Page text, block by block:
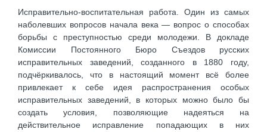
Исправительно-воспитательная работа. Один из самых
наболевших вопросов начала века — вопрос о способах
борьбы с преступностью среди молодежи. В докладе
Комиссии Постоянного Бюро Съездов русских
исправительных заведений, созданного в 1880 году,
подчёркивалось, что в настоящий момент всё более
привлекает к себе идея распространения особых
исправительных заведений, в которых можно было бы
создать условия, позволяющие надеяться на
действительное исправление попадающих в них